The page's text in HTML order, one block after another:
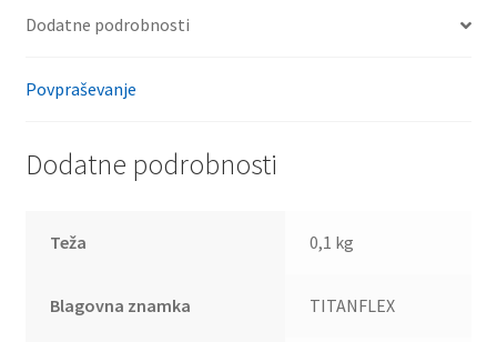
Dodatne podrobnosti
Povpraševanje
Dodatne podrobnosti
Teža 0,1 kg
Blagovna znamka TITANFLEX